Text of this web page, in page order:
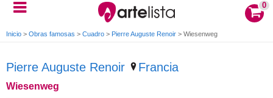
0
Inicio > Obras famosas > Cuadro > Pierre Auguste Renoir > Wiesenweg
Pierre Auguste Renoir Francia
Wiesenweg